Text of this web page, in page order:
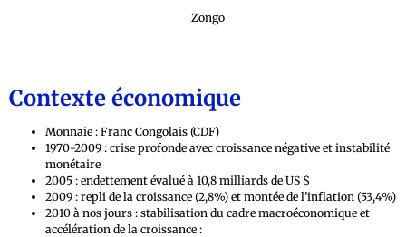
Zongo
Contexte économique
Monnaie : Franc Congolais (CDF)
1970-2009 : crise profonde avec croissance négative et instabilité
monétaire
2005 : endettement évalué à 10,8 milliards de US $
2009 : repli de la croissance (2,8%) et montée de l’inflation (53,4%)
2010 à nos jours : stabilisation du cadre macroéconomique et
accélération de la croissance :